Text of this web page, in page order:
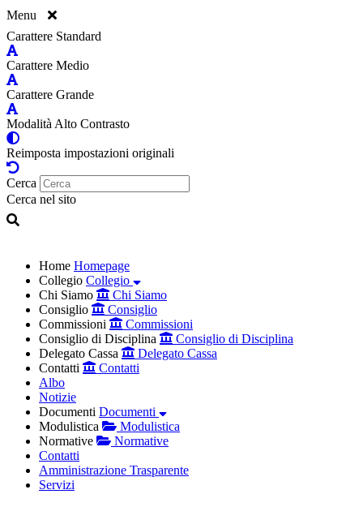
Menu
Carattere Standard
Carattere Medio
Carattere Grande
Modalità Alto Contrasto
Reimposta impostazioni originali
Cerca
Cerca nel sito
Home Homepage
Collegio Collegio
Chi Siamo
Chi Siamo
Consiglio
Consiglio
Commissioni
Commissioni
Consiglio di Disciplina
Consiglio di Disciplina
Delegato Cassa
Delegato Cassa
Contatti
Contatti
Albo
Notizie
Documenti Documenti
Modulistica
Modulistica
Normative
Normative
Contatti
Amministrazione Trasparente
Servizi